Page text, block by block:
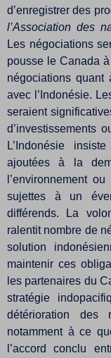
d’enregistrer des
l’Association des
Les négociations
pousse le Canada
négociations
avec l’Indonésie.
seraient
d’investissements
L’Indonésie
ajoutées à la
l’environnement
sujettes à un
différends. La
ralentit nombre de
solution
maintenir ces
les partenaires du
stratégie
détérioration des
notamment à ce
l’accord conclu